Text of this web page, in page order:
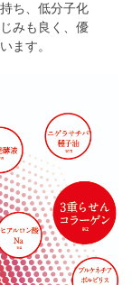
ち、低分子化
みも良く、優
ます。